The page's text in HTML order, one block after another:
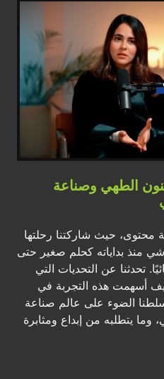
الطهي وصناعة
حيث شاركتنا رحلتها
منذ بداياته كحلم صغير حتى
تحدثنا عن التحديات التي
أسهمت هذه التجربة في
الضوء على عالم صناعة
يتطلبه من إبداع ومثابرة